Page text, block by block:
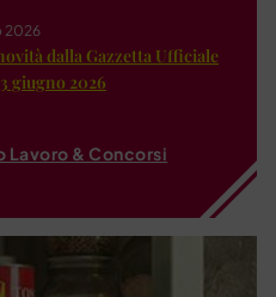
2026
dalla Gazzetta Ufficiale
giugno 2026
Lavoro & Concorsi